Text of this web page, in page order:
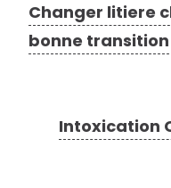
Changer litiere
bonne transition
Intoxication